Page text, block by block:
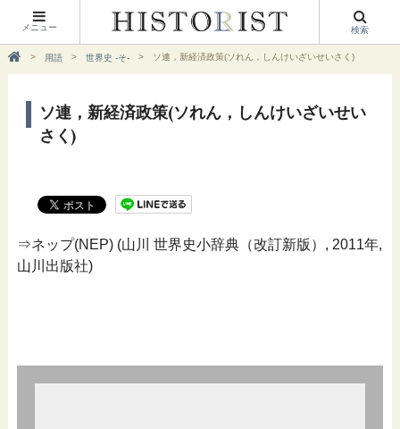
メニュー 検索
用語 世界史 -そ- ソ連，新経済政策(ソれん，しんけいざいせいさく)
ソ連，新経済政策(ソれん，しんけいざいせい
さく)
⇒ネップ(NEP) (山川 世界史小辞典（改訂新版）, 2011年,
山川出版社)